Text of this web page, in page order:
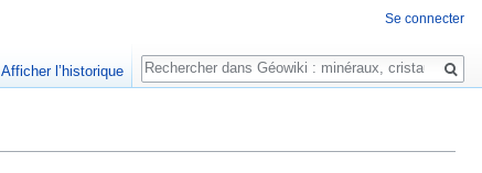
Se connecter
Afficher l’historique
Rechercher